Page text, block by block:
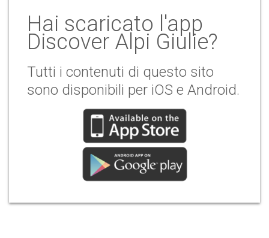
Hai scaricato l'app
Discover Alpi Giulie?
Tutti i contenuti di questo sito
sono disponibili per iOS e Android.